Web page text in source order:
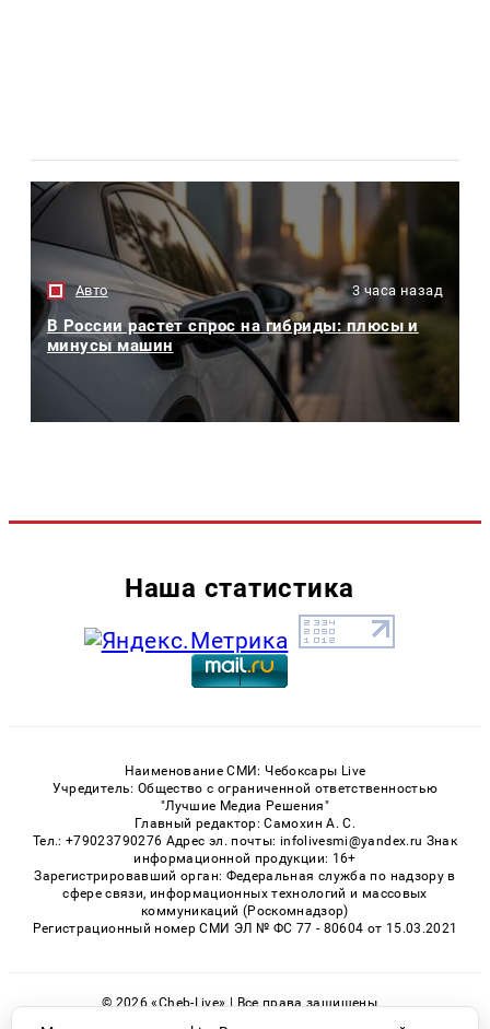
Авто 3 часа назад
В России растет спрос на гибриды: плюсы и
минусы машин
Наша статистика
Наименование СМИ: Чебоксары Live
Учредитель: Общество с ограниченной ответственностью
"Лучшие Медиа Решения"
Главный редактор: Самохин А. С.
Тел.: +79023790276 Адрес эл. почты: infolivesmi@yandex.ru Знак
информационной продукции: 16+
Зарегистрировавший орган: Федеральная служба по надзору в
сфере связи, информационных технологий и массовых
коммуникаций (Роскомнадзор)
Регистрационный номер СМИ ЭЛ № ФС 77 - 80604 от 15.03.2021
© 2026 «Cheb-Live» | Все права защищены